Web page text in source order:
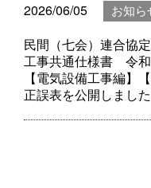
2026/06/05 お知ら
民間（七会）連合協
工事共通仕様書 令
【電気設備工事編】
正誤表を公開しました